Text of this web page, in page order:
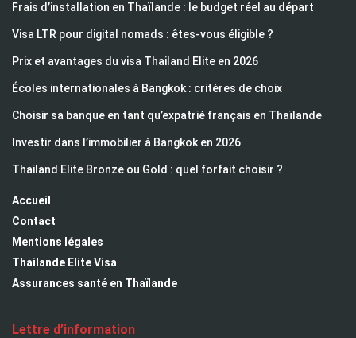
Frais d’installation en Thaïlande : le budget réel au départ
Visa LTR pour digital nomads : êtes-vous éligible ?
Prix et avantages du visa Thailand Elite en 2026
Écoles internationales à Bangkok : critères de choix
Choisir sa banque en tant qu’expatrié français en Thaïlande
Investir dans l’immobilier à Bangkok en 2026
Thailand Elite Bronze ou Gold : quel forfait choisir ?
Accueil
Contact
Mentions légales
Thailande Elite Visa
Assurances santé en Thaïlande
Lettre d’information